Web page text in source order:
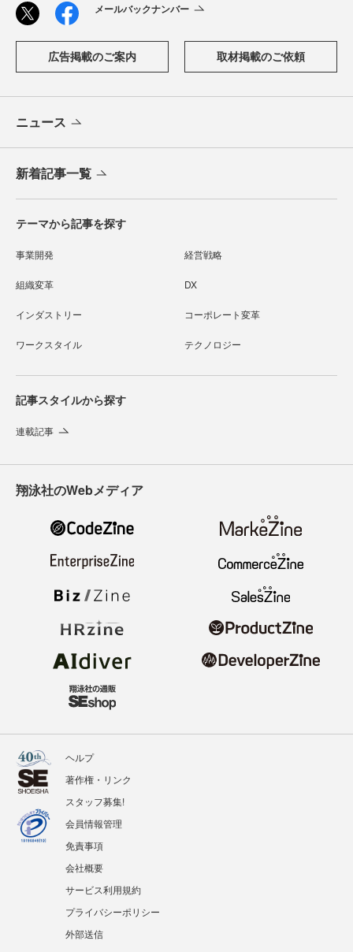
メールバックナンバー
広告掲載のご案内 取材掲載のご依頼
ニュース
新着記事一覧
テーマから記事を探す
事業開発 経営戦略
組織変革 DX
インダストリー コーポレート変革
ワークスタイル テクノロジー
記事スタイルから探す
連載記事
翔泳社のWebメディア
ヘルプ
著作権・リンク
スタッフ募集!
会員情報管理
免責事項
会社概要
サービス利用規約
プライバシーポリシー
外部送信